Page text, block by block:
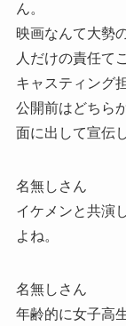
ん。
映画なんて大勢
人だけの責任て
キャスティング
公開前はどちら
面に出して宣伝
名無しさん
イケメンと共演
よね。
名無しさん
年齢的に女子高